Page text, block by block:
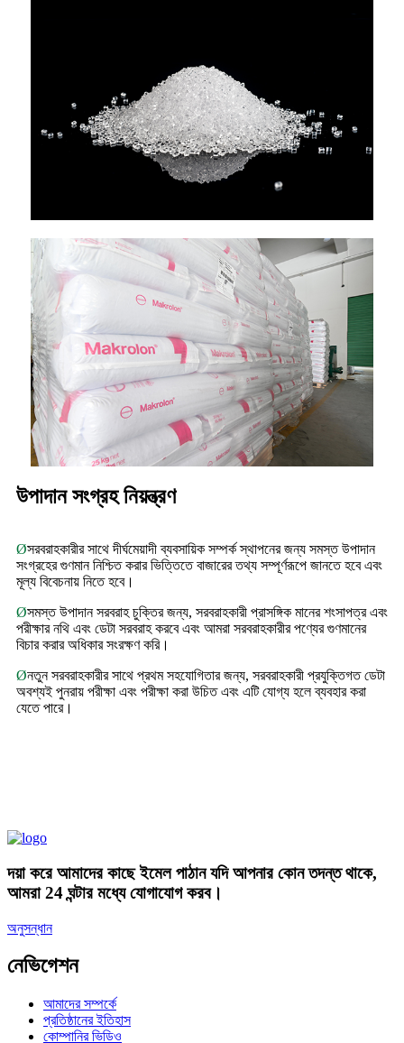
উপাদান সংগ্রহ নিয়ন্ত্রণ
Øসরবরাহকারীর সাথে দীর্ঘমেয়াদী ব্যবসায়িক সম্পর্ক স্থাপনের জন্য সমস্ত উপাদান
সংগ্রহের গুণমান নিশ্চিত করার ভিত্তিতে বাজারের তথ্য সম্পূর্ণরূপে জানতে হবে এবং
মূল্য বিবেচনায় নিতে হবে।
Øসমস্ত উপাদান সরবরাহ চুক্তির জন্য, সরবরাহকারী প্রাসঙ্গিক মানের শংসাপত্র এবং
পরীক্ষার নথি এবং ডেটা সরবরাহ করবে এবং আমরা সরবরাহকারীর পণ্যের গুণমানের
বিচার করার অধিকার সংরক্ষণ করি।
Øনতুন সরবরাহকারীর সাথে প্রথম সহযোগিতার জন্য, সরবরাহকারী প্রযুক্তিগত ডেটা
অবশ্যই পুনরায় পরীক্ষা এবং পরীক্ষা করা উচিত এবং এটি যোগ্য হলে ব্যবহার করা
যেতে পারে।
দয়া করে আমাদের কাছে ইমেল পাঠান যদি আপনার কোন তদন্ত থাকে,
আমরা 24 ঘন্টার মধ্যে যোগাযোগ করব।
অনুসন্ধান
নেভিগেশন
আমাদের সম্পর্কে
প্রতিষ্ঠানের ইতিহাস
কোম্পানির ভিডিও